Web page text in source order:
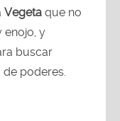
Vegeta que no
enojo, y
buscar
poderes.